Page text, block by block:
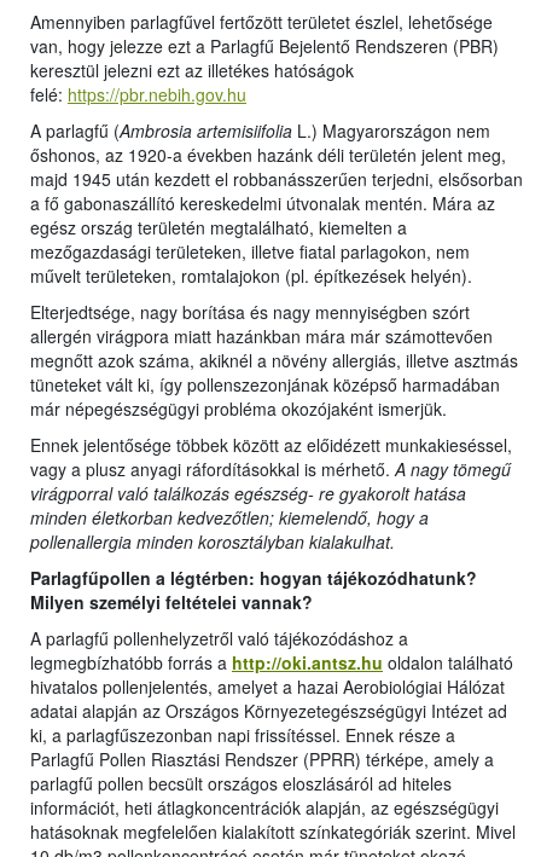
Amennyiben parlagfűvel fertőzött területet észlel, lehetősége
van, hogy jelezze ezt a Parlagfű Bejelentő Rendszeren (PBR)
keresztül jelezni ezt az illetékes hatóságok
felé: https://pbr.nebih.gov.hu
A parlagfű (Ambrosia artemisiifolia L.) Magyarországon nem
őshonos, az 1920-a években hazánk déli területén jelent meg,
majd 1945 után kezdett el robbanásszerűen terjedni, elsősorban
a fő gabonaszállító kereskedelmi útvonalak mentén. Mára az
egész ország területén megtalálható, kiemelten a
mezőgazdasági területeken, illetve fiatal parlagokon, nem
művelt területeken, romtalajokon (pl. építkezések helyén).
Elterjedtsége, nagy borítása és nagy mennyiségben szórt
allergén virágpora miatt hazánkban mára már számottevően
megnőtt azok száma, akiknél a növény allergiás, illetve asztmás
tüneteket vált ki, így pollenszezonjának középső harmadában
már népegészségügyi probléma okozójaként ismerjük.
Ennek jelentősége többek között az előidézett munkakieséssel,
vagy a plusz anyagi ráfordításokkal is mérhető.A nagy tömegű
virágporral való találkozás egészség- re gyakorolt hatása
minden életkorban kedvezőtlen; kiemelendő, hogy a
pollenallergia minden korosztályban kialakulhat.
Parlagfűpollen a légtérben: hogyan tájékozódhatunk?
Milyen személyi feltételei vannak?
A parlagfű pollenhelyzetről való tájékozódáshoz a
legmegbízhatóbb forrás a http://oki.antsz.hu oldalon található
hivatalos pollenjelentés, amelyet a hazai Aerobiológiai Hálózat
adatai alapján az Országos Környezetegészségügyi Intézet ad
ki, a parlagfűszezonban napi frissítéssel. Ennek része a
Parlagfű Pollen Riasztási Rendszer (PPRR) térképe, amely a
parlagfű pollen becsült országos eloszlásáról ad hiteles
információt, heti átlagkoncentrációk alapján, az egészségügyi
hatásoknak megfelelően kialakított színkategóriák szerint. Mivel